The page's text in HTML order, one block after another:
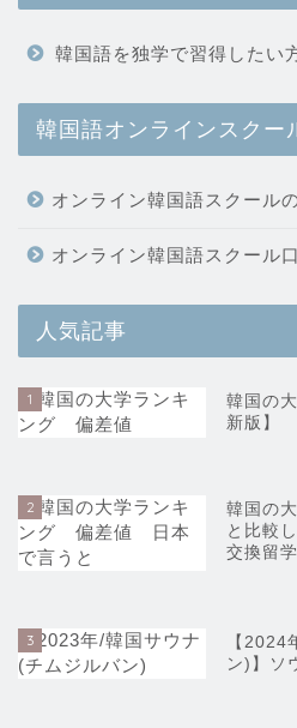
韓国語を独学で習得したい
韓国語オンラインスクー
オンライン韓国語スクール
オンライン韓国語スクール
人気記事
1
韓国の
新版】
2
韓国の
と比較
交換留学
3
【2024
ン)】ソ